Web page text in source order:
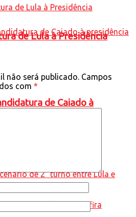
de Caiado à
de Lula à Presidência
não será publicado. Campos
com *